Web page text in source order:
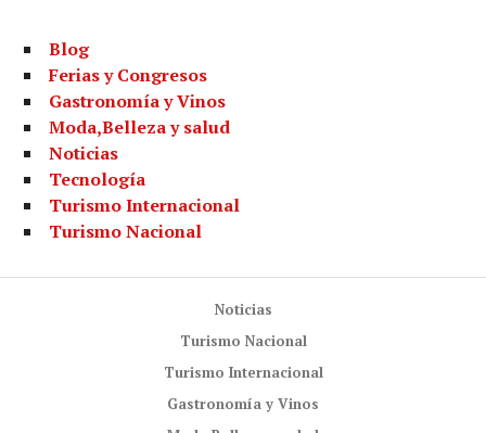
Blog
Ferias y Congresos
Gastronomía y Vinos
Moda,Belleza y salud
Noticias
Tecnología
Turismo Internacional
Turismo Nacional
Noticias
Turismo Nacional
Turismo Internacional
Gastronomía y Vinos